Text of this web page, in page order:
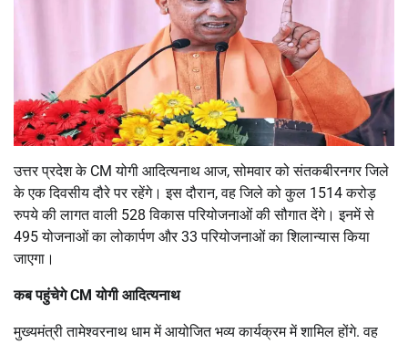
उत्तर प्रदेश के CM योगी आदित्यनाथ आज, सोमवार को संतकबीरनगर जिले
के एक दिवसीय दौरे पर रहेंगे। इस दौरान, वह जिले को कुल 1514 करोड़
रुपये की लागत वाली 528 विकास परियोजनाओं की सौगात देंगे। इनमें से
495 योजनाओं का लोकार्पण और 33 परियोजनाओं का शिलान्यास किया
जाएगा।
कब पहुंचेगे CM योगी आदित्यनाथ
मुख्यमंत्री तामेश्वरनाथ धाम में आयोजित भव्य कार्यक्रम में शामिल होंगे. वह